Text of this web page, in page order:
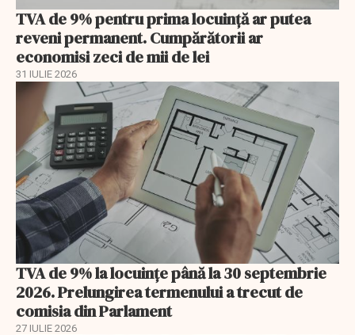
TVA de 9% pentru prima locuință ar putea
reveni permanent. Cumpărătorii ar
economisi zeci de mii de lei
31 IULIE 2026
TVA de 9% la locuințe până la 30 septembrie
2026. Prelungirea termenului a trecut de
comisia din Parlament
27 IULIE 2026